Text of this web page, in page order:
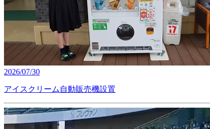
2026/07/30
アイスクリーム自動販売機設置